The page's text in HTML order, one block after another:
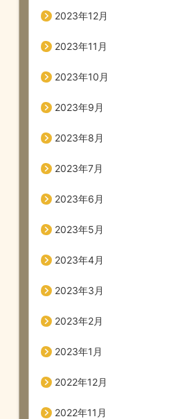
2023年12月
2023年11月
2023年10月
2023年9月
2023年8月
2023年7月
2023年6月
2023年5月
2023年4月
2023年3月
2023年2月
2023年1月
2022年12月
2022年11月